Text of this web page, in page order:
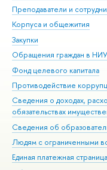
Преподаватели и
Корпуса и общежития
Закупки
Обращения граждан в
Фонд целевого капитала
Противодействие
Сведения о доходах,
обязательствах
Сведения об
Людям с ограниченными
Единая платежная страница